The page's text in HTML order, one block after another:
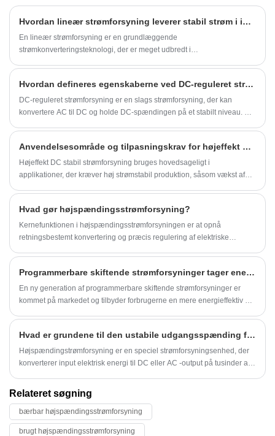
Hvordan lineær strømforsyning leverer stabil strøm i industrielle systemer
En lineær strømforsyning er en grundlæggende
strømkonverteringsteknologi, der er meget udbredt i
strømforsyning fungerer, dens fordele og begrænsninger, og hvorfor
den forbliver essentiel i moderne applikationer på trods af fremkomsten
af ​​switching-teknologier. Det giver også praktisk valgvejledning,
Hvordan defineres egenskaberne ved DC-reguleret strømforsyning?
DC-reguleret strømforsyning er en slags strømforsyning, der kan
konvertere AC til DC og holde DC-spændingen på et stabilt niveau. Det
Anvendelsesområde og tilpasningskrav for højeffekt DC stabil strømforsyning
Højeffekt DC stabil strømforsyning bruges hovedsageligt i
applikationer, der kræver høj strømstabil produktion, såsom vækst af
produktionslinjer , såsom fremstilling af solpaneler, LED-lyskilder og
andre produktionslinjer, der har brug for præcis styring.
Hvad gør højspændingsstrømforsyning?
Kernefunktionen i højspændingsstrømforsyningen er at opnå
retningsbestemt konvertering og præcis regulering af elektriske
gennem en boost -topologi.
Programmerbare skiftende strømforsyninger tager energieffektivitet til det næste niveau
En ny generation af programmerbare skiftende strømforsyninger er
kommet på markedet og tilbyder forbrugerne en mere energieffektiv og
Hvad er grundene til den ustabile udgangsspænding for højspændingsstrømforsyning?
Højspændingstrømforsyning er en speciel strømforsyningsenhed, der
konverterer input elektrisk energi til DC eller AC -output på tusinder af
Relateret søgning
bærbar højspændingsstrømforsyning
brugt højspændingsstrømforsyning